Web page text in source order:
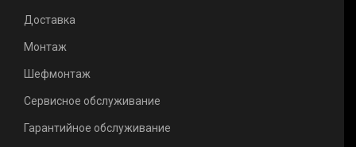
Доставка
Монтаж
Шефмонтаж
Сервисное обслуживание
Гарантийное обслуживание